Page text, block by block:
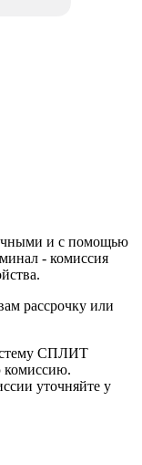
и с помощью
- комиссия
рассрочку или
СПЛИТ
комиссию.
уточняйте у